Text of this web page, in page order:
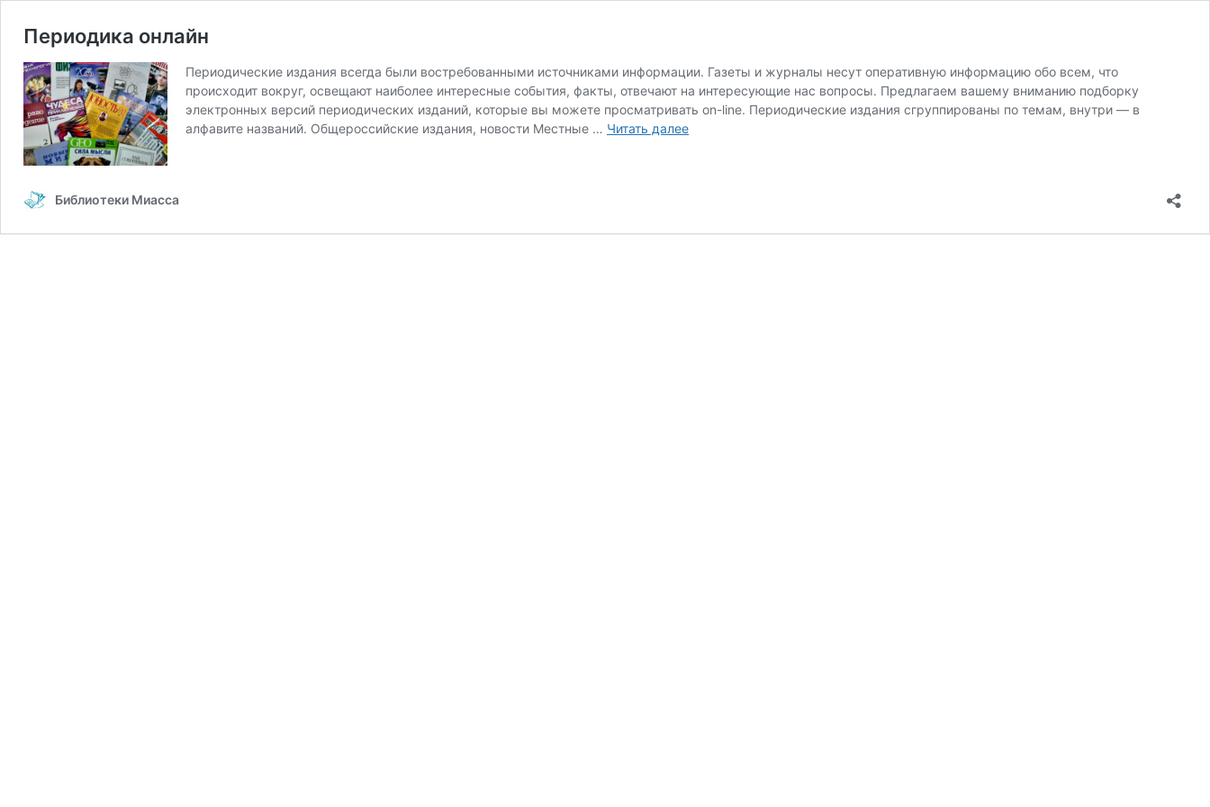
Периодика онлайн
Периодические издания всегда были востребованными источниками информации. Газеты и журналы несут оперативную информацию обо всем, что
происходит вокруг, освещают наиболее интересные события, факты, отвечают на интересующие нас вопросы. Предлагаем вашему вниманию подборку
электронных версий периодических изданий, которые вы можете просматривать on-line. Периодические издания сгруппированы по темам, внутри — в
алфавите названий. Общероссийские издания, новости Местные … Читать далееПериодика
Библиотеки Миасса